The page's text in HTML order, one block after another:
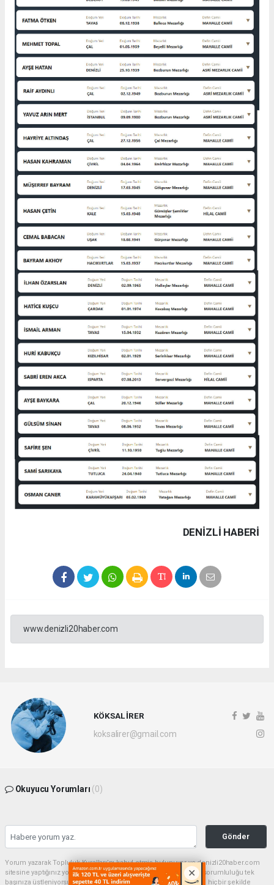
DENIZLI HABERİ
www.denizli20haber.com
KÖKSAL İRER
koksalirer@gmail.com
Okuyucu Yorumları (0)
Gönder
Yorum yazarak Topluluk Kuralları’nı kabul etmiş bulunuyor ve denizli20haber.com
sitesine yaptığınız yorumunuzla ilgili doğrudan veya dolaylı tüm sorumluluğu tek
başınıza üstleniyorsunuz. Yazılan tüm yorumlardan site yönetimi hiçbir şekilde